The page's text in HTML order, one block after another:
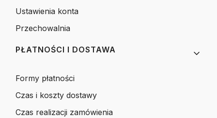
Ustawienia konta
Przechowalnia
PŁATNOŚCI I DOSTAWA
Formy płatności
Czas i koszty dostawy
Czas realizacji zamówienia